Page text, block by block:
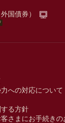
国債券）
への対応について
る方針
さまにお手続きの